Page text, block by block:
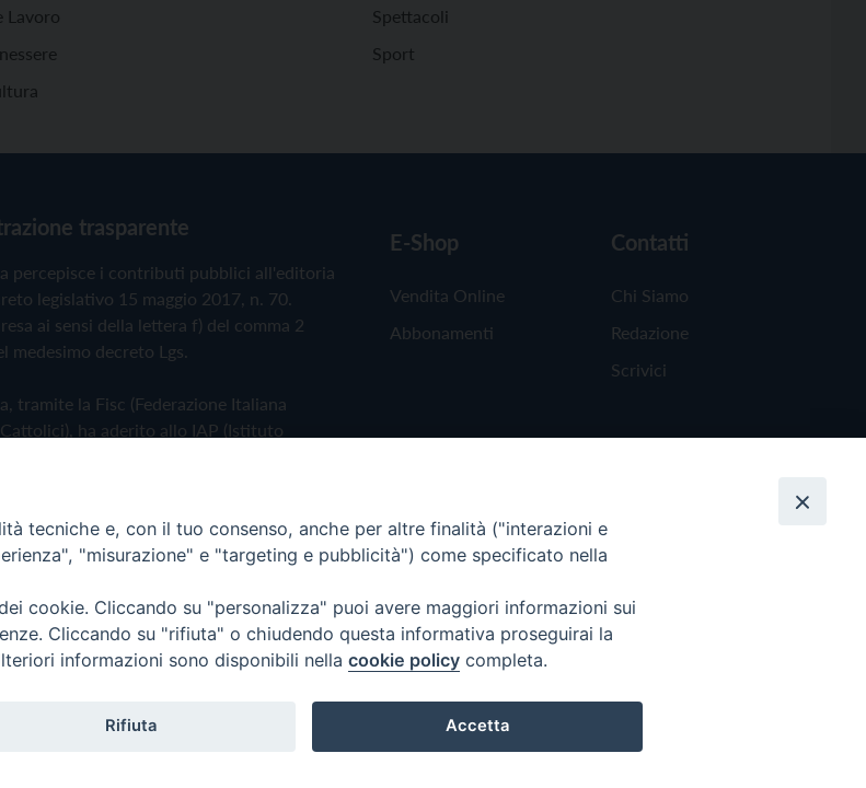
Lavoro
Spettacoli
Sport
trasparente
percepisce i contributi pubblici all'editoria
legislativo 15 maggio 2017, n. 70.
ai sensi della lettera f) del comma 2
medesimo decreto Lgs.
tramite la Fisc (Federazione Italiana
ha aderito allo IAP (Istituto
Cookie Policy
E-Shop
Vendita Online
Abbonamenti
Contatti
Chi Siamo
Redazione
Scrivici
tecniche e, con il tuo consenso, anche per altre finalità ("interazioni e
"misurazione" e "targeting e pubblicità") come specificato nella
cookie. Cliccando su "personalizza" puoi avere maggiori informazioni sui
Cliccando su "rifiuta" o chiudendo questa informativa proseguirai la
informazioni sono disponibili nella cookie policy completa.
Rifiuta Accetta